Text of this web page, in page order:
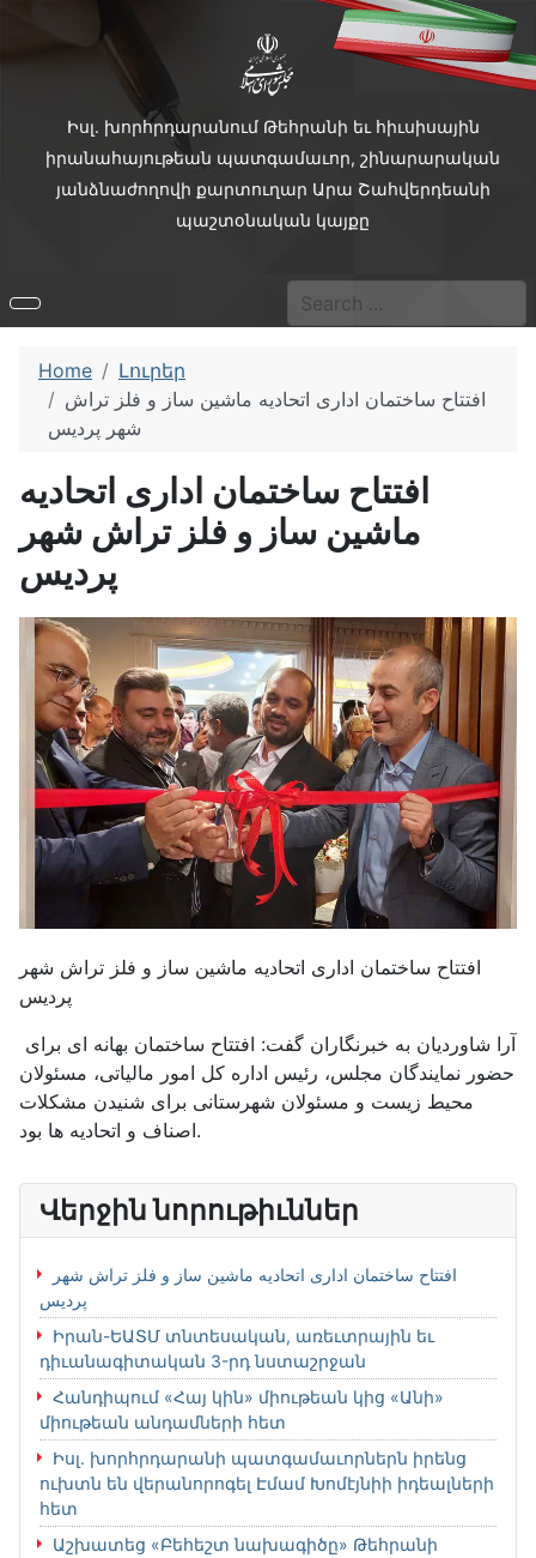
Իսլ. խորհրդարանում Թեհրանի եւ հիւսիսային
իրանահայութեան պատգամաւոր, շինարարական
յանձնաժողովի քարտուղար Արա Շահվերդեանի
պաշտօնական կայքը
Search
Home
Լուրեր
افتتاح ساختمان اداری اتحادیه ماشین ساز و فلز تراش
شهر پردیس
افتتاح ساختمان اداری اتحادیه
ماشین ساز و فلز تراش شهر
پردیس
افتتاح ساختمان اداری اتحادیه ماشین ساز و فلز تراش شهر
پردیس
حضور نمایندگان مجلس، رئیس اداره کل امور مالیاتی، مسئولان
محیط زیست و مسئولان شهرستانی برای شنیدن مشکلات
اصناف و اتحادیه ها بود.
Վերջին նորութիւններ
افتتاح ساختمان اداری اتحادیه ماشین ساز و فلز تراش شهر
پردیس
Իրան-ԵԱՏՄ տնտեսական, առեւտրային եւ
դիւանագիտական 3-րդ նստաշրջան
Հանդիպում «Հայ կին» միութեան կից «Անի»
միութեան անդամների հետ
Իսլ. խորհրդարանի պատգամաւորներն իրենց
ուխտն են վերանորոգել Էմամ Խոմէյնիի իդեալների
հետ
Աշխատեց «Բեհեշտ նախագիծը» Թեհրանի